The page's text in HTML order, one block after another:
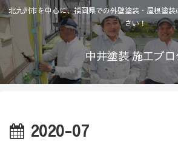
北九州市を中心に、福岡県での外壁塗装・屋根塗
さい！
中井塗装 施工ブロ
2020-07